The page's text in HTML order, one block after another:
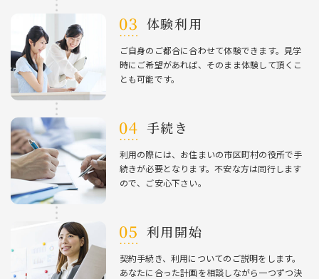
体験利⽤
ご⾃⾝のご都合に合わせて体験できます。⾒学
時にご希望があれば、そのまま体験して頂くこ
とも可能です。
⼿続き
利⽤の際には、お住まいの市区町村の役所で⼿
続きが必要となります。不安な⽅は同⾏します
ので、ご安⼼下さい。
利⽤開始
契約⼿続き、利⽤についてのご説明をします。
あなたに合った計画を相談しながら⼀つずつ決